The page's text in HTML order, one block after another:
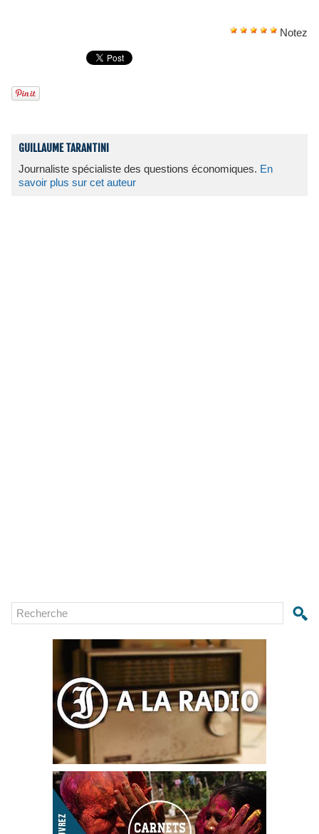
Notez
GUILLAUME TARANTINI
Journaliste spécialiste des questions économiques. En
savoir plus sur cet auteur